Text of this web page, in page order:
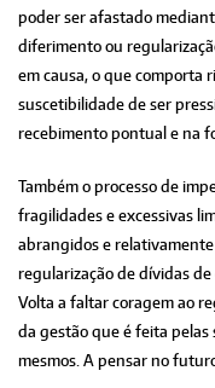
poder ser afastado
diferimento ou
em causa, o que comporta
suscetibilidade de ser
recebimento pontual e na
Também o processo de
fragilidades e excessivas
abrangidos e relativamente
regularização de dívidas de
Volta a faltar coragem ao
da gestão que é feita pelas
mesmos. A pensar no